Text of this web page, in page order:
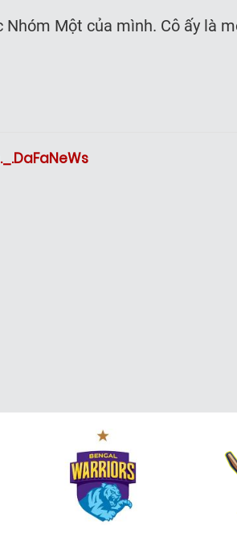
Nhóm Một của mình. Cô ấy là